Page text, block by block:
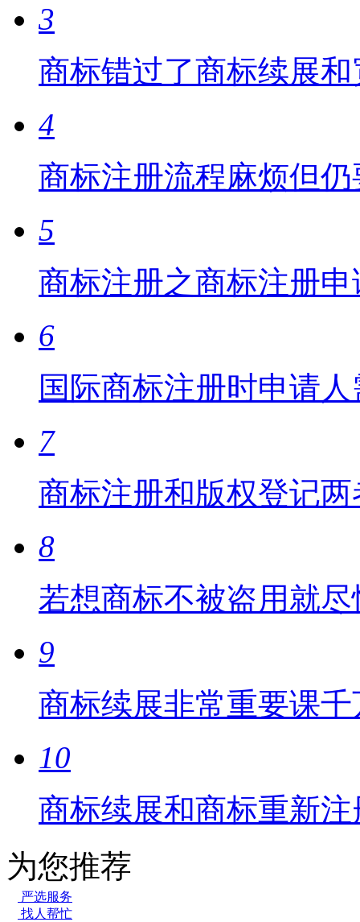
3
商标错过了商标续展
4
商标注册流程麻烦但
5
商标注册之商标注册
6
国际商标注册时申请
7
商标注册和版权登记
8
若想商标不被盗用就
9
商标续展非常重要课
10
商标续展和商标重新
为您推荐
严选服务
找人帮忙